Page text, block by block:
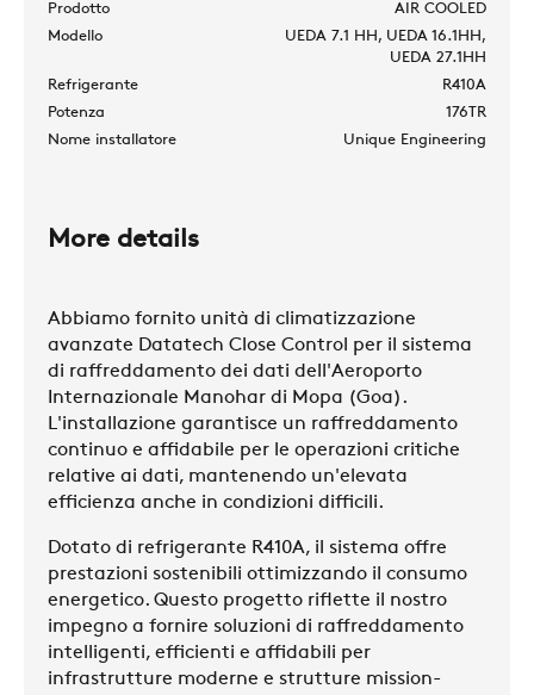
Prodotto
AIR COOLED
Modello
UEDA 7.1 HH, UEDA 16.1HH,
UEDA 27.1HH
Refrigerante
R410A
Potenza
176TR
Nome installatore
Unique Engineering
More details
Abbiamo fornito unità di climatizzazione
avanzate Datatech Close Control per il sistema
di raffreddamento dei dati dell'Aeroporto
Internazionale Manohar di Mopa (Goa).
L'installazione garantisce un raffreddamento
continuo e affidabile per le operazioni critiche
relative ai dati, mantenendo un'elevata
efficienza anche in condizioni difficili.
Dotato di refrigerante R410A, il sistema offre
prestazioni sostenibili ottimizzando il consumo
energetico. Questo progetto riflette il nostro
impegno a fornire soluzioni di raffreddamento
intelligenti, efficienti e affidabili per
infrastrutture moderne e strutture mission-